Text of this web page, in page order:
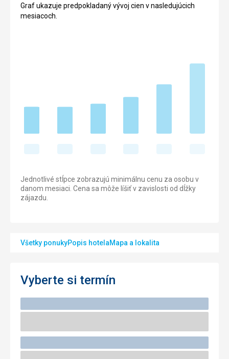
Graf ukazuje predpokladaný vývoj cien v nasledujúcich
mesiacoch.
Jednotlivé stĺpce zobrazujú minimálnu cenu za osobu v
danom mesiaci. Cena sa môže líšiť v zavislosti od dĺžky
zájazdu.
Všetky ponukyPopis hotelaMapa a lokalita
Vyberte si termín